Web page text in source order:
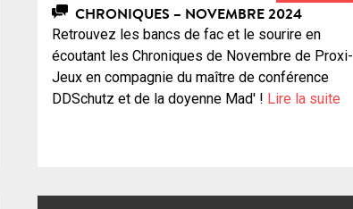
CHRONIQUES – NOVEMBRE 2024
Retrouvez les bancs de fac et le sourire en
écoutant les Chroniques de Novembre de Proxi-
Jeux en compagnie du maître de conférence
DDSchutz et de la doyenne Mad' ! Lire la suite